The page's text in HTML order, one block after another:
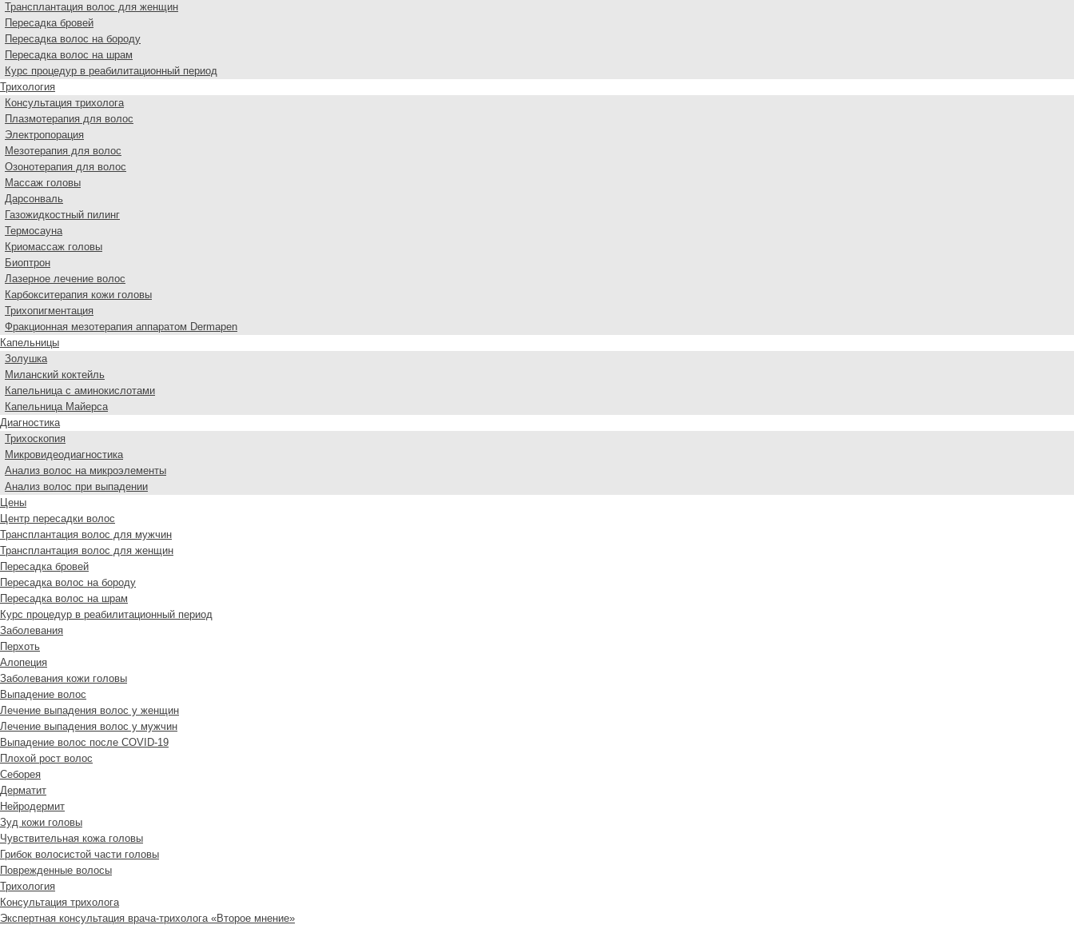
Трансплантация волос для женщин
Пересадка бровей
Пересадка волос на бороду
Пересадка волос на шрам
Курс процедур в реабилитационный период
Трихология
Консультация трихолога
Плазмотерапия для волос
Электропорация
Мезотерапия для волос
Озонотерапия для волос
Массаж головы
Дарсонваль
Газожидкостный пилинг
Термосауна
Криомассаж головы
Биоптрон
Лазерное лечение волос
Карбокситерапия кожи головы
Трихопигментация
Фракционная мезотерапия аппаратом Dermapen
Капельницы
Золушка
Миланский коктейль
Капельница с аминокислотами
Капельница Майерса
Диагностика
Трихоскопия
Микровидеодиагностика
Анализ волос на микроэлементы
Анализ волос при выпадении
Цены
Центр пересадки волос
Трансплантация волос для мужчин
Трансплантация волос для женщин
Пересадка бровей
Пересадка волос на бороду
Пересадка волос на шрам
Курс процедур в реабилитационный период
Заболевания
Перхоть
Алопеция
Заболевания кожи головы
Выпадение волос
Лечение выпадения волос у женщин
Лечение выпадения волос у мужчин
Выпадение волос после COVID-19
Плохой рост волос
Cеборея
Дерматит
Нейродермит
Зуд кожи головы
Чувствительная кожа головы
Грибок волосистой части головы
Поврежденные волосы
Трихология
Консультация трихолога
Экспертная консультация врача-трихолога «Второе мнение»